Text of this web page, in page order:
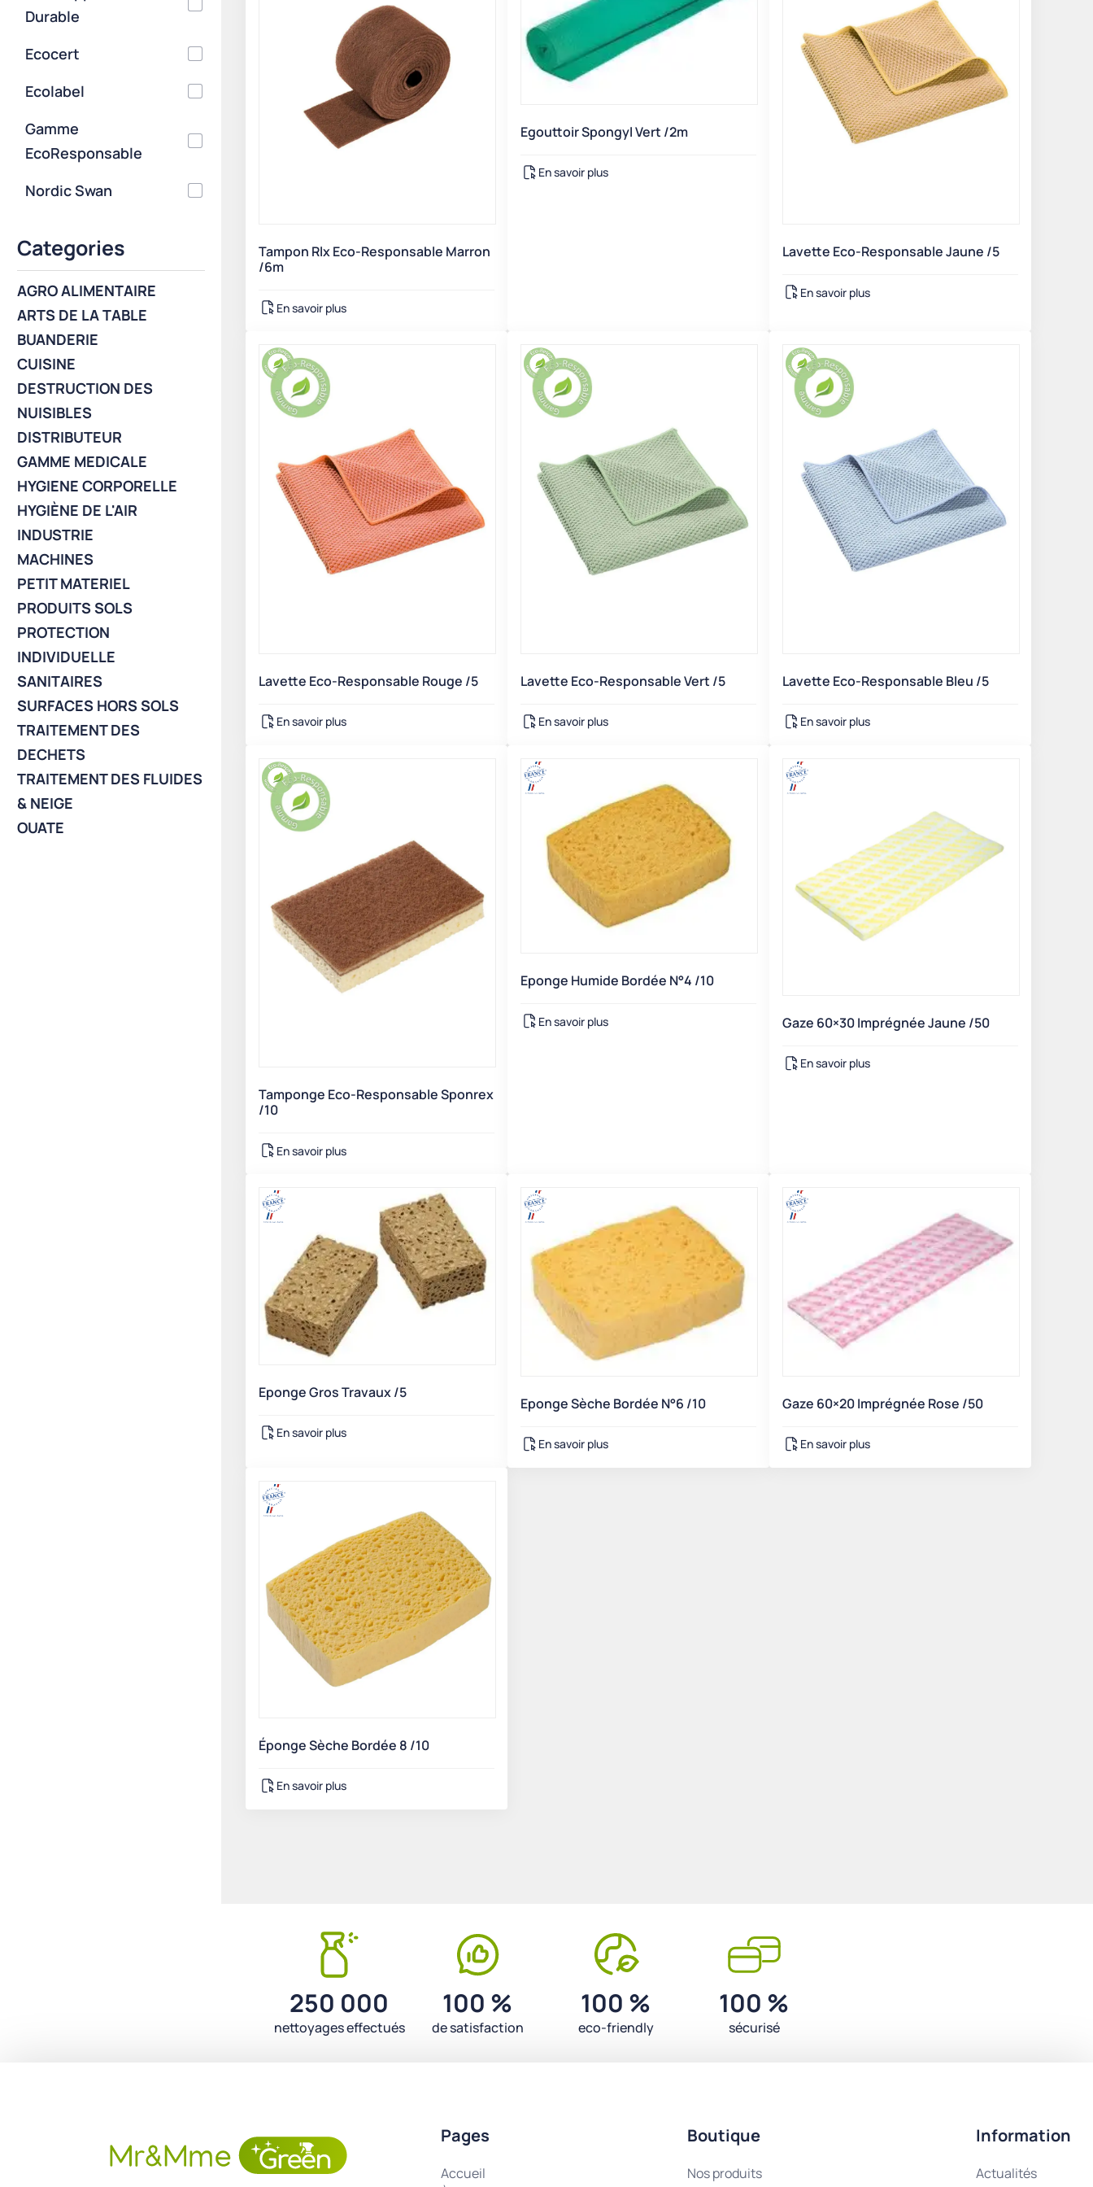
Tampon Rlx Eco-Responsable Marron
/6m
En savoir plus
Egouttoir Spongyl Vert /2m
En savoir plus
Lavette Eco-Responsable Jaune /5
En savoir plus
Lavette Eco-Responsable Rouge /5
En savoir plus
Lavette Eco-Responsable Vert /5
En savoir plus
Lavette Eco-Responsable Bleu /5
En savoir plus
Tamponge Eco-Responsable Sponrex
/10
En savoir plus
Eponge Humide Bordée N°4 /10
En savoir plus Gaze 60×30 Imprégnée Jaune /50
En savoir plus
Eponge Gros Travaux /5
En savoir plus
Eponge Sèche Bordée N°6 /10
En savoir plus
Gaze 60×20 Imprégnée Rose /50
En savoir plus
Éponge Sèche Bordée 8 /10
En savoir plus
Durable
Ecocert
Ecolabel
Gamme
EcoResponsable
Nordic Swan
Categories
AGRO ALIMENTAIRE
ARTS DE LA TABLE
BUANDERIE
CUISINE
DESTRUCTION DES
NUISIBLES
DISTRIBUTEUR
GAMME MEDICALE
HYGIENE CORPORELLE
HYGIÈNE DE L'AIR
INDUSTRIE
MACHINES
PETIT MATERIEL
PRODUITS SOLS
PROTECTION
INDIVIDUELLE
SANITAIRES
SURFACES HORS SOLS
TRAITEMENT DES
DECHETS
TRAITEMENT DES FLUIDES
& NEIGE
OUATE
250 000
nettoyages effectués
100 %
de satisfaction
100 %
eco-friendly
100 %
sécurisé
Pages
Accueil
Boutique
Nos produits
Information
Actualités